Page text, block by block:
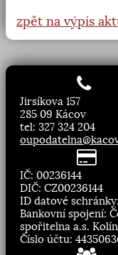
zpět na výpis
Jirsíkova 157
285 09 Kácov
tel: 327 324 204
IČ: 00236144
DIČ: CZ00236144
ID datové
Bankovní spojení:
spořitelna a.s. Kolín
Číslo účtu: